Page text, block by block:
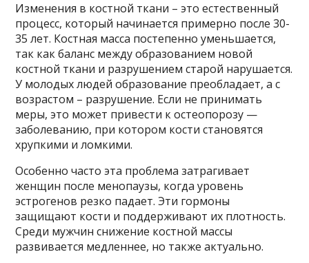
Изменения в костной ткани – это естественный
процесс, который начинается примерно после 30-
35 лет. Костная масса постепенно уменьшается,
так как баланс между образованием новой
костной ткани и разрушением старой нарушается.
У молодых людей образование преобладает, а с
возрастом – разрушение. Если не принимать
меры, это может привести к остеопорозу —
заболеванию, при котором кости становятся
хрупкими и ломкими.
Особенно часто эта проблема затрагивает
женщин после менопаузы, когда уровень
эстрогенов резко падает. Эти гормоны
защищают кости и поддерживают их плотность.
Среди мужчин снижение костной массы
развивается медленнее, но также актуально.